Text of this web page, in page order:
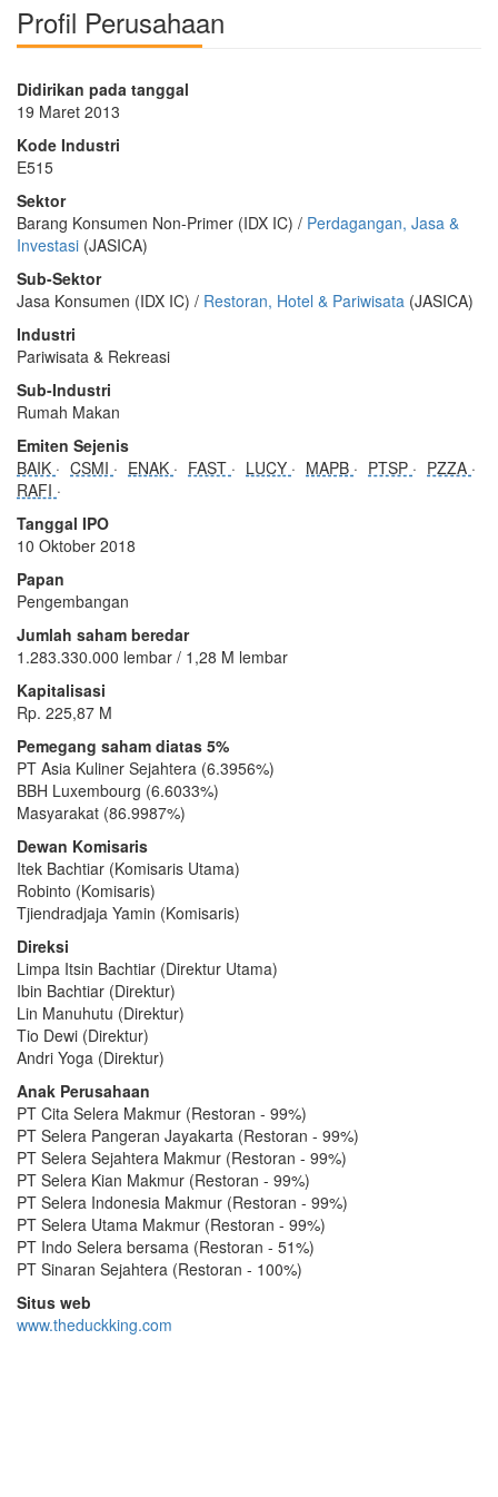
Profil Perusahaan
Didirikan pada tanggal
19 Maret 2013
Kode Industri
E515
Sektor
Barang Konsumen Non-Primer (IDX IC) / Perdagangan, Jasa &
Investasi (JASICA)
Sub-Sektor
Jasa Konsumen (IDX IC) / Restoran, Hotel & Pariwisata (JASICA)
Industri
Pariwisata & Rekreasi
Sub-Industri
Rumah Makan
Emiten Sejenis
BAIK
CSMI ENAK FAST LUCY MAPB PTSP
PZZA
RAFI
Tanggal IPO
10 Oktober 2018
Papan
Pengembangan
Jumlah saham beredar
1.283.330.000 lembar / 1,28 M lembar
Kapitalisasi
Rp. 225,87 M
Pemegang saham diatas 5%
PT Asia Kuliner Sejahtera (6.3956%)
BBH Luxembourg (6.6033%)
Masyarakat (86.9987%)
Dewan Komisaris
Itek Bachtiar (Komisaris Utama)
Robinto (Komisaris)
Tjiendradjaja Yamin (Komisaris)
Direksi
Limpa Itsin Bachtiar (Direktur Utama)
Ibin Bachtiar (Direktur)
Lin Manuhutu (Direktur)
Tio Dewi (Direktur)
Andri Yoga (Direktur)
Anak Perusahaan
PT Cita Selera Makmur (Restoran - 99%)
PT Selera Pangeran Jayakarta (Restoran - 99%)
PT Selera Sejahtera Makmur (Restoran - 99%)
PT Selera Kian Makmur (Restoran - 99%)
PT Selera Indonesia Makmur (Restoran - 99%)
PT Selera Utama Makmur (Restoran - 99%)
PT Indo Selera bersama (Restoran - 51%)
PT Sinaran Sejahtera (Restoran - 100%)
Situs web
www.theduckking.com